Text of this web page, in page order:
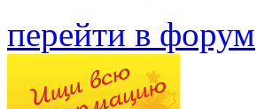
перейти в форум